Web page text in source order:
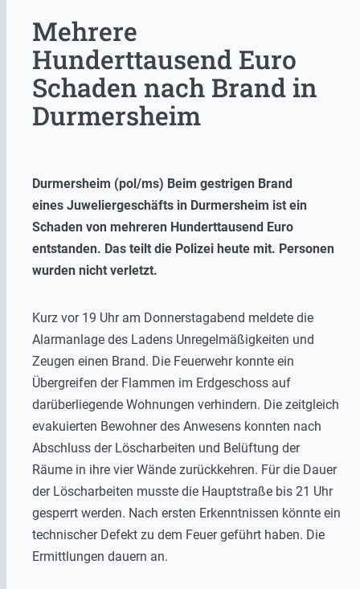
Mehrere
Hunderttausend Euro
Schaden nach Brand in
Durmersheim
Durmersheim (pol/ms) Beim gestrigen Brand
eines Juweliergeschäfts in Durmersheim ist ein
Schaden von mehreren Hunderttausend Euro
entstanden. Das teilt die Polizei heute mit. Personen
wurden nicht verletzt.
Kurz vor 19 Uhr am Donnerstagabend meldete die
Alarmanlage des Ladens Unregelmäßigkeiten und
Zeugen einen Brand. Die Feuerwehr konnte ein
Übergreifen der Flammen im Erdgeschoss auf
darüberliegende Wohnungen verhindern. Die zeitgleich
evakuierten Bewohner des Anwesens konnten nach
Abschluss der Löscharbeiten und Belüftung der
Räume in ihre vier Wände zurückkehren. Für die Dauer
der Löscharbeiten musste die Hauptstraße bis 21 Uhr
gesperrt werden. Nach ersten Erkenntnissen könnte ein
technischer Defekt zu dem Feuer geführt haben. Die
Ermittlungen dauern an.